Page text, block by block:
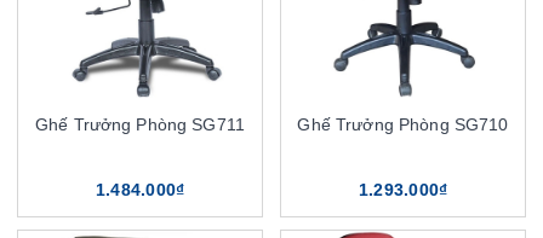
Ghế Trưởng Phòng SG711
1.484.000₫
Ghế Trưởng Phòng SG710
1.293.000₫